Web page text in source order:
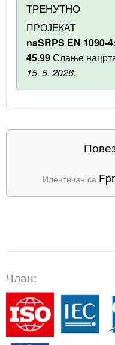
ТРЕНУТНО
ПРОЈЕКАТ
naSRPS EN 1090-
45.99Слање
15. 5. 2026.
Идентичан са
Члан: